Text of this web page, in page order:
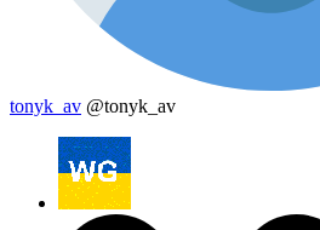
tonyk_av @tonyk_av